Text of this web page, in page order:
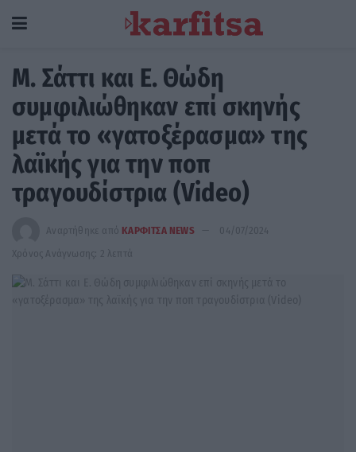
M. Σάττι και E. Θώδη
συμφιλιώθηκαν επί σκηνής
μετά το «γατοξέρασμα» της
λαϊκής για την ποπ
τραγουδίστρια (Video)
Αναρτήθηκε από ΚΑΡΦΙΤΣΑ NEWS
04/07/2024
Χρόνος Ανάγνωσης: 2 λεπτά